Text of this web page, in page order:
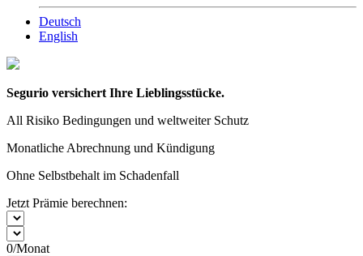
Deutsch
English
Segurio versichert Ihre Lieblingsstücke.
All Risiko Bedingungen und weltweiter Schutz
Monatliche Abrechnung und Kündigung
Ohne Selbstbehalt im Schadenfall
Jetzt Prämie berechnen:
0/Monat